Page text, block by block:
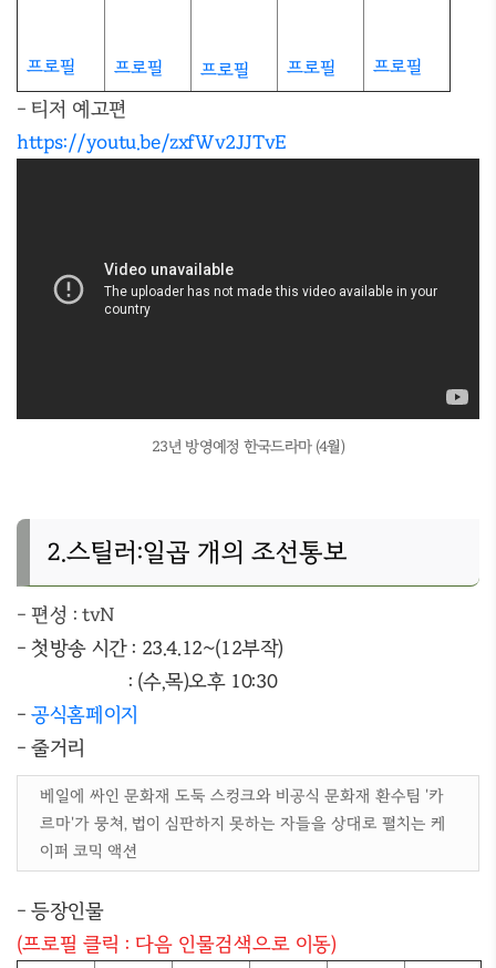
프로필 프로필 프로필 프로필 프로필
- 티저 예고편
https://youtu.be/zxfWv2JJTvE
23년 방영예정 한국드라마 (4월)
2.스틸러:일곱 개의 조선통보
- 편성 : tvN
- 첫방송 시간 : 23.4.12~(12부작)
: (수,목)오후 10:30
-공식홈페이지
- 줄거리
베일에 싸인 문화재 도둑 스컹크와 비공식 문화재 환수팀 '카
르마'가 뭉쳐, 법이 심판하지 못하는 자들을 상대로 펼치는 케
이퍼 코믹 액션
- 등장인물
(프로필 클릭 : 다음 인물검색으로 이동)